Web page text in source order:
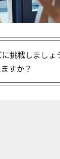
挑戦しまし
すか？